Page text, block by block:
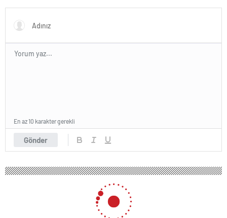
Gönder
En az 10 karakter gerekli